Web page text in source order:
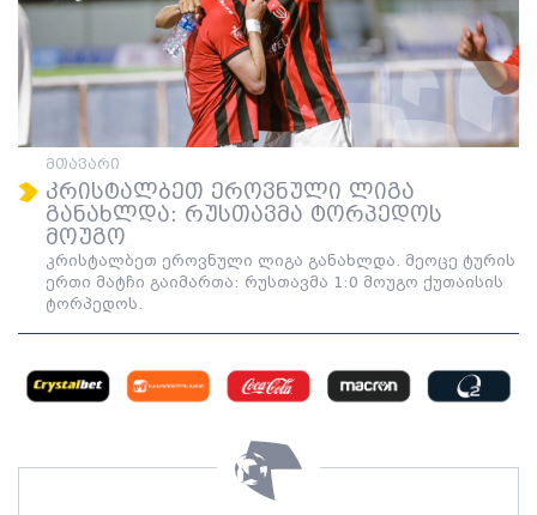
მთავარი
კრისტალბეთ ეროვნული ლიგა
განახლდა: რუსთავმა ტორპედოს
მოუგო
კრისტალბეთ ეროვნული ლიგა განახლდა. მეოცე ტურის
ერთი მატჩი გაიმართა: რუსთავმა 1:0 მოუგო ქუთაისის
ტორპედოს.